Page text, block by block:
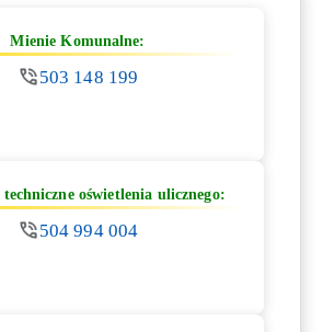
Mienie Komunalne:
503 148 199
oświetlenia ulicznego:
504 994 004